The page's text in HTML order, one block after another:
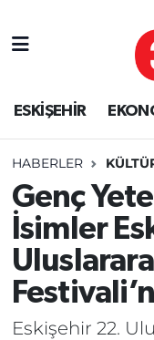
ESKİŞEHİR
HABERLER
Genç
İsimler
Eskişehir 22.